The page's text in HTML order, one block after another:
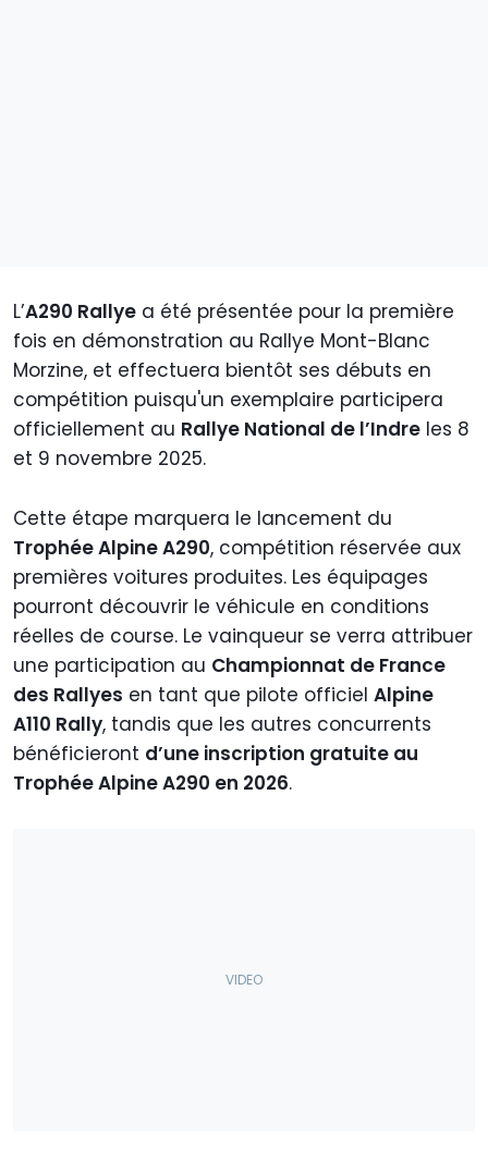
L’A290 Rallye a été présentée pour la première
fois en démonstration au Rallye Mont-Blanc
Morzine, et effectuera bientôt ses débuts en
compétition puisqu'un exemplaire participera
officiellement au Rallye National de l’Indre les 8
et 9 novembre 2025.
Cette étape marquera le lancement du
Trophée Alpine A290, compétition réservée aux
premières voitures produites. Les équipages
pourront découvrir le véhicule en conditions
réelles de course. Le vainqueur se verra attribuer
une participation au Championnat de France
des Rallyes en tant que pilote officiel Alpine
A110 Rally, tandis que les autres concurrents
bénéficieront d’une inscription gratuite au
Trophée Alpine A290 en 2026.